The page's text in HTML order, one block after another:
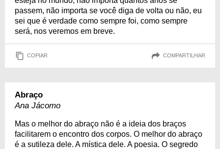
passem, não importa se você diga de volta ou não, eu
sei que é verdade como sempre foi, como sempre
será, nos veremos em breve.
COPIAR COMPARTILHAR
Abraço
Ana Jácomo
Mas o melhor do abraço não é a ideia dos braços
facilitarem o encontro dos corpos. O melhor do abraço
é a sutileza dele. A mística dele. A poesia. O segredo